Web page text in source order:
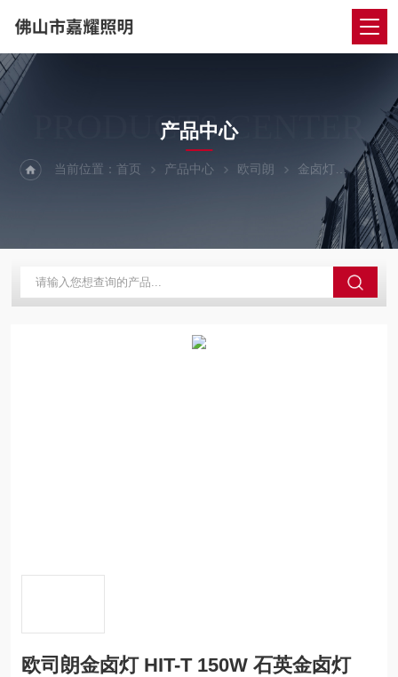
PRODUCTS CENTER
产品中心
当前位置：首页 产品中心 欧司朗 金卤灯 欧司
欧司朗金卤灯 HIT-T 150W 石英金卤灯